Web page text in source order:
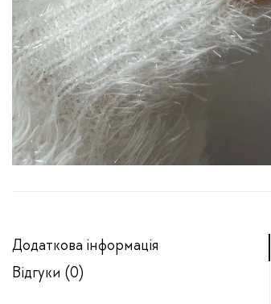
Додаткова інформація
Відгуки (0)